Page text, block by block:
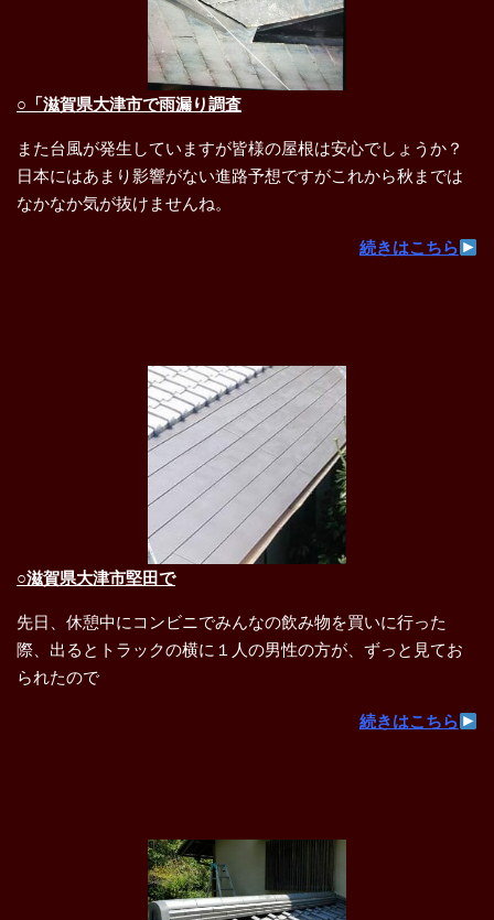
○「滋賀県大津市で雨漏り調査
また台風が発生していますが皆様の屋根は安心でしょうか？
日本にはあまり影響がない進路予想ですがこれから秋までは
なかなか気が抜けませんね。
続きはこちら
○滋賀県大津市堅田で
先日、休憩中にコンビニでみんなの飲み物を買いに行った
際、出るとトラックの横に１人の男性の方が、ずっと見てお
られたので
続きはこちら